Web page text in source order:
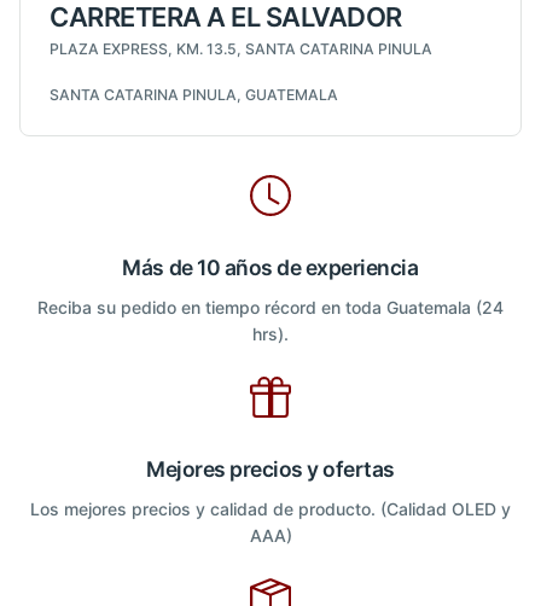
CARRETERA A EL SALVADOR
PLAZA EXPRESS, KM. 13.5, SANTA CATARINA PINULA
SANTA CATARINA PINULA, GUATEMALA
Más de 10 años de experiencia
Reciba su pedido en tiempo récord en toda Guatemala (24
hrs).
Mejores precios y ofertas
Los mejores precios y calidad de producto. (Calidad OLED y
AAA)